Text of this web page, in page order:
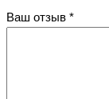
Ваш отзыв *